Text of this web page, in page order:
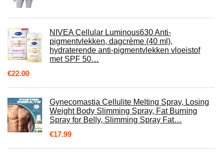
NIVEA Cellular Luminous630 Anti-
pigmentvlekken, dagcrème (40 ml),
hydraterende anti-pigmentvlekken vloeistof
met SPF 50…
€22.00
Gynecomastia Cellulite Melting Spray, Losing
Weight Body Slimming Spray, Fat Burning
Spray for Belly, Slimming Spray Fat…
€17.99